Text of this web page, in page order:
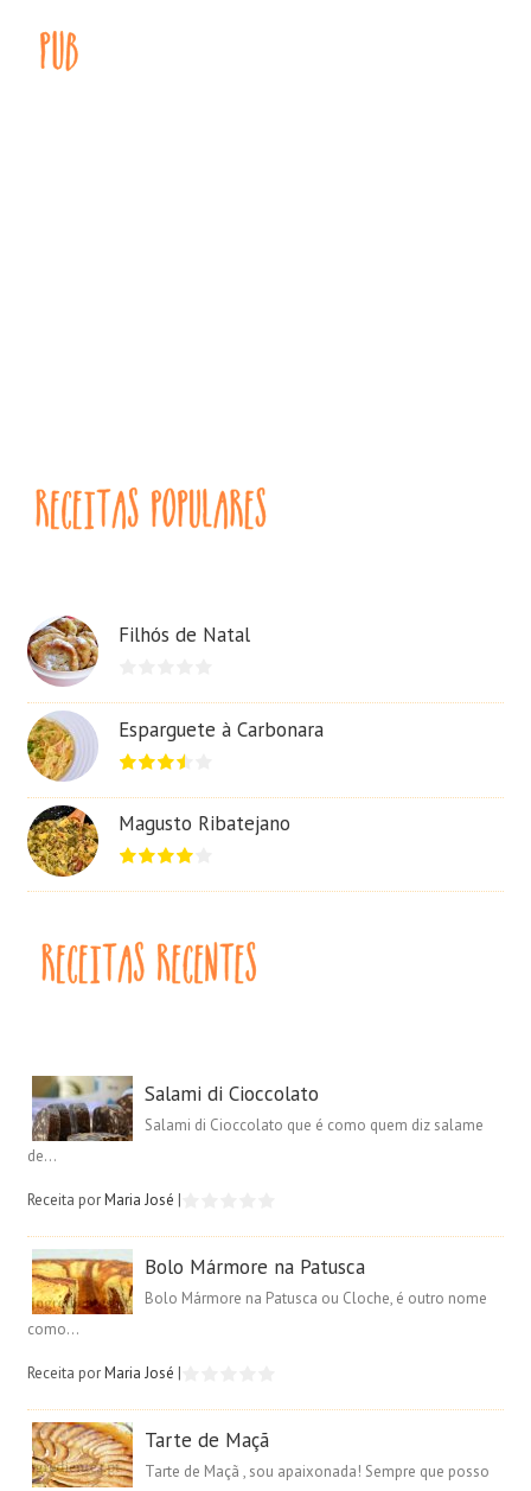
Filhós de Natal
Esparguete à Carbonara
Magusto Ribatejano
Salami di Cioccolato
Salami di Cioccolato que é como quem diz salame
de...
Receita porMaria José |
Bolo Mármore na Patusca
Bolo Mármore na Patusca ou Cloche, é outro nome
como...
Receita porMaria José |
Tarte de Maçã
Tarte de Maçã , sou apaixonada! Sempre que posso